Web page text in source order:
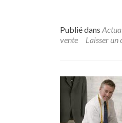
Publié dans
vente
Laisser